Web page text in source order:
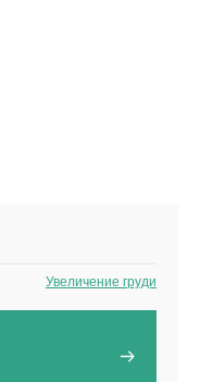
Увеличение груди